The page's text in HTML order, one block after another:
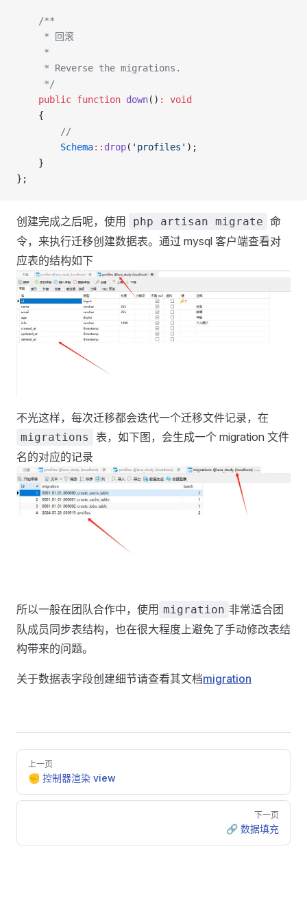
    /**
     * 回滚
     *
     * Reverse the migrations.
     */
    public
function down() :
void
    {
        //
        Schema
:: drop( 'profiles' );
    }
};
创建完成之后呢，使用 php artisan migrate 命
令，来执行迁移创建数据表。通过 mysql 客户端查看对
应表的结构如下
不光这样，每次迁移都会迭代一个迁移文件记录，在
migrations
表，如下图，会生成一个 migration 文件
名的对应的记录
所以一般在团队合作中，使用 migration 非常适合团
队成员同步表结构，也在很大程度上避免了手动修改表结
构带来的问题。
关于数据表字段创建细节请查看其文档migration
Pager
上一页
✊ 控制器渲染 view
下一页
🔗 数据填充